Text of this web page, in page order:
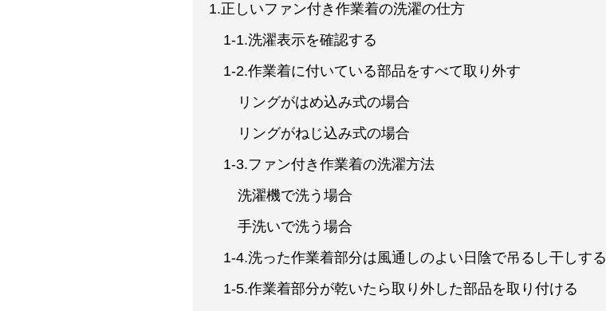
1.正しいファン付き作業着の洗濯の仕方
1-1.洗濯表示を確認する
1-2.作業着に付いている部品をすべて取り外す
リングがはめ込み式の場合
リングがねじ込み式の場合
1-3.ファン付き作業着の洗濯方法
洗濯機で洗う場合
手洗いで洗う場合
1-4.洗った作業着部分は風通しのよい日陰で吊るし干しする
1-5.作業着部分が乾いたら取り外した部品を取り付ける